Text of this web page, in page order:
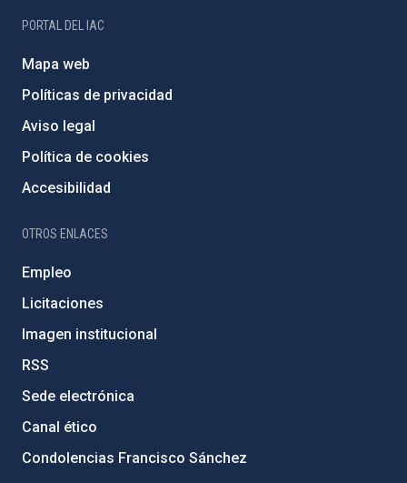
PORTAL DEL IAC
Mapa web
Políticas de privacidad
Aviso legal
Política de cookies
Accesibilidad
OTROS ENLACES
Empleo
Licitaciones
Imagen institucional
RSS
Sede electrónica
Canal ético
Condolencias Francisco Sánchez